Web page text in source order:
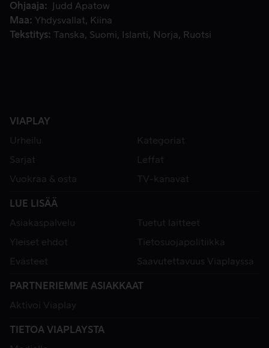
Ohjaaja
Judd Apatow
Maa
Yhdysvallat
Kiina
Tekstitys
Tanska Suomi Islanti Norja Ruotsi
VIAPLAY
Urheilu
Kategoriat
Sarjat
Leffat
Vuokraa & osta
TV-kanavat
LUE LISÄÄ
Asiakaspalvelu
Tuetut laitteet
Yleiset ehdot
Tietosuojapolitiikka
Evästeet
Saavutettavuus Viaplayssa
PARTNERIEMME ASIAKKAAT
Aktivoi Viaplay
TIETOA VIAPLAYSTA